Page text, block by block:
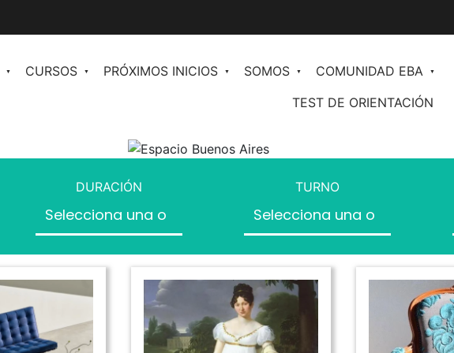
CURSOS
Comunicación y Periodismo de Moda
Redacción para Moda
Inteligencia Artificial al Servicio de la
Moda
Community Management orientado a
ventas
Decoración de Interiores
Organización de Espacios
Estilos Decorativos 2
Talent Management
PRÓXIMOS INICIOS SOMOS
COMUNIDAD EBA
TEST DE ORIENTACIÓN
DURACIÓN TURNO